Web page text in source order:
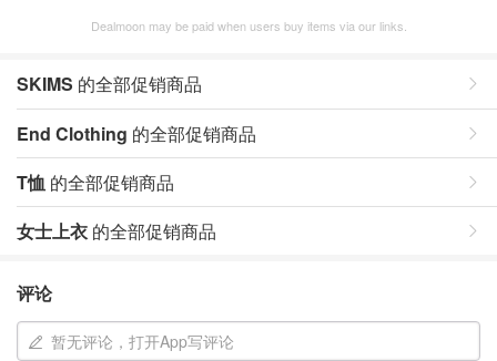
Dealmoon may be paid when users buy items via our links.
SKIMS 的全部促销商品
End Clothing 的全部促销商品
T恤 的全部促销商品
女士上衣 的全部促销商品
评论
暂无评论，打开App写评论